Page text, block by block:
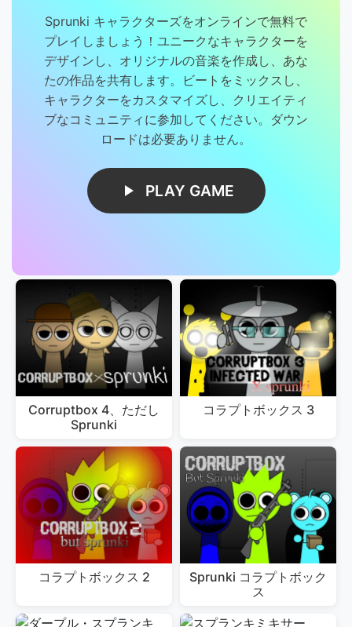
Sprunki キャラクターズをオンラインで無料で
プレイしましょう！ユニークなキャラクターを
デザインし、オリジナルの音楽を作成し、あな
たの作品を共有します。ビートをミックスし、
キャラクターをカスタマイズし、クリエイティ
ブなコミュニティに参加してください。ダウン
ロードは必要ありません。
PLAY GAME
Corruptbox 4、ただし
Sprunki
コラプトボックス 3
コラプトボックス 2
Sprunki コラプトボック
ス